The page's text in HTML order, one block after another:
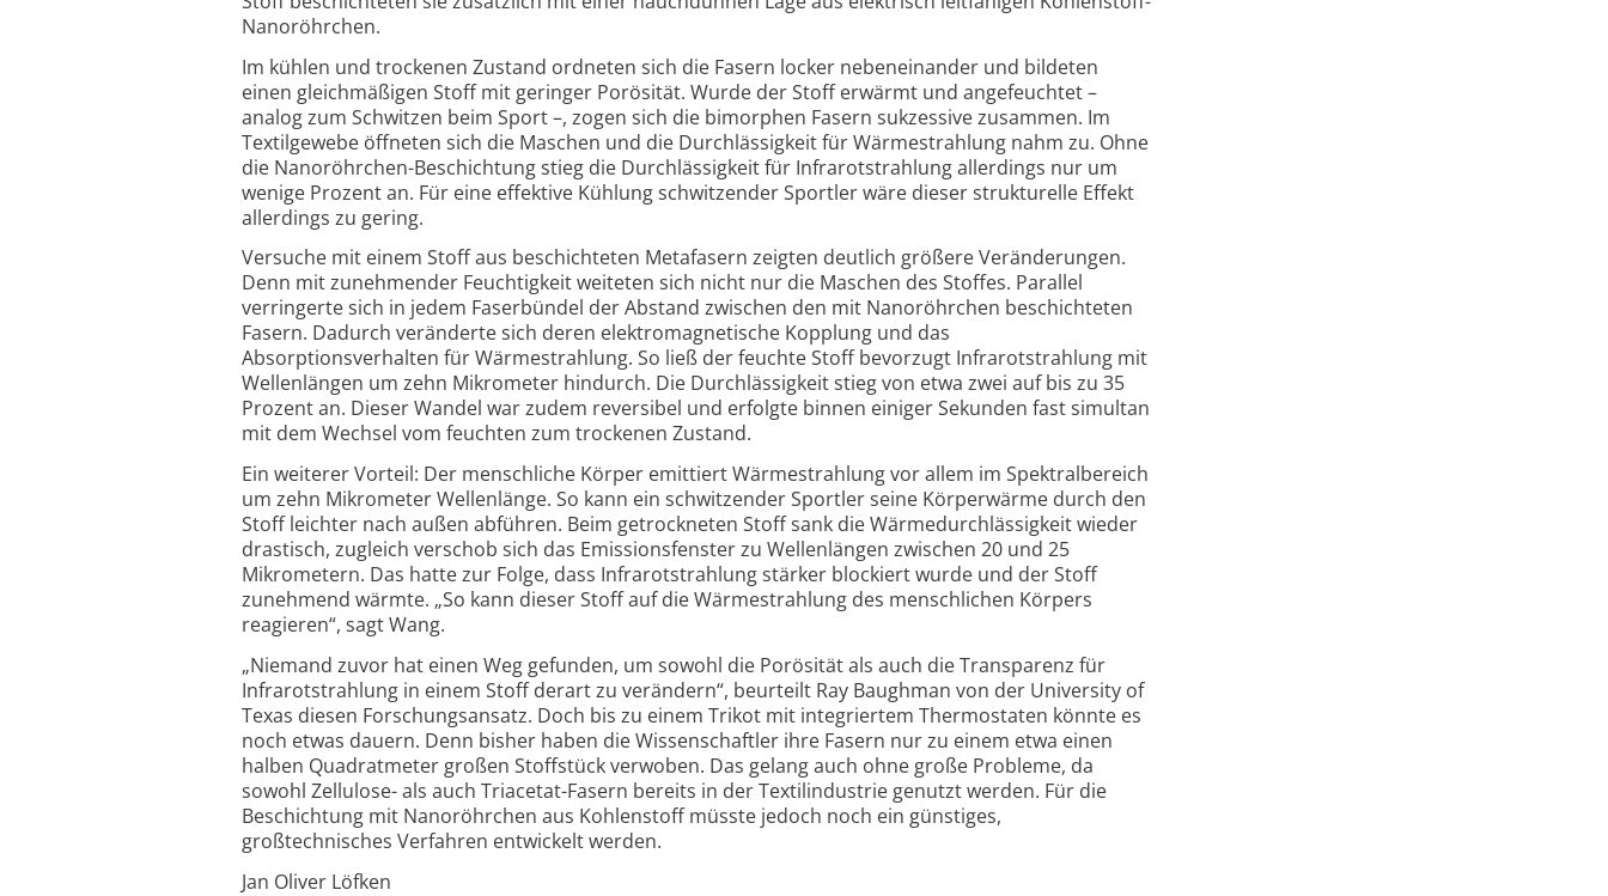
Nanoröhrchen.
Im kühlen und trockenen Zustand ordneten sich die Fasern locker nebeneinander und bildeten
einen gleichmäßigen Stoff mit geringer Porösität. Wurde der Stoff erwärmt und angefeuchtet –
analog zum Schwitzen beim Sport –, zogen sich die bimorphen Fasern sukzessive zusammen. Im
Textilgewebe öffneten sich die Maschen und die Durchlässigkeit für Wärmestrahlung nahm zu. Ohne
die Nanoröhrchen-Beschichtung stieg die Durchlässigkeit für Infrarotstrahlung allerdings nur um
wenige Prozent an. Für eine effektive Kühlung schwitzender Sportler wäre dieser strukturelle Effekt
allerdings zu gering.
Versuche mit einem Stoff aus beschichteten Metafasern zeigten deutlich größere Veränderungen.
Denn mit zunehmender Feuchtigkeit weiteten sich nicht nur die Maschen des Stoffes. Parallel
verringerte sich in jedem Faserbündel der Abstand zwischen den mit Nanoröhrchen beschichteten
Fasern. Dadurch veränderte sich deren elektromagnetische Kopplung und das
Absorptionsverhalten für Wärmestrahlung. So ließ der feuchte Stoff bevorzugt Infrarotstrahlung mit
Wellenlängen um zehn Mikrometer hindurch. Die Durchlässigkeit stieg von etwa zwei auf bis zu 35
Prozent an. Dieser Wandel war zudem reversibel und erfolgte binnen einiger Sekunden fast simultan
mit dem Wechsel vom feuchten zum trockenen Zustand.
Ein weiterer Vorteil: Der menschliche Körper emittiert Wärmestrahlung vor allem im Spektralbereich
um zehn Mikrometer Wellenlänge. So kann ein schwitzender Sportler seine Körperwärme durch den
Stoff leichter nach außen abführen. Beim getrockneten Stoff sank die Wärmedurchlässigkeit wieder
drastisch, zugleich verschob sich das Emissionsfenster zu Wellenlängen zwischen 20 und 25
Mikrometern. Das hatte zur Folge, dass Infrarotstrahlung stärker blockiert wurde und der Stoff
zunehmend wärmte. „So kann dieser Stoff auf die Wärmestrahlung des menschlichen Körpers
reagieren“, sagt Wang.
„Niemand zuvor hat einen Weg gefunden, um sowohl die Porösität als auch die Transparenz für
Infrarotstrahlung in einem Stoff derart zu verändern“, beurteilt Ray Baughman von der University of
Texas diesen Forschungsansatz. Doch bis zu einem Trikot mit integriertem Thermostaten könnte es
noch etwas dauern. Denn bisher haben die Wissenschaftler ihre Fasern nur zu einem etwa einen
halben Quadratmeter großen Stoffstück verwoben. Das gelang auch ohne große Probleme, da
sowohl Zellulose- als auch Triacetat-Fasern bereits in der Textilindustrie genutzt werden. Für die
Beschichtung mit Nanoröhrchen aus Kohlenstoff müsste jedoch noch ein günstiges,
großtechnisches Verfahren entwickelt werden.
Jan Oliver Löfken